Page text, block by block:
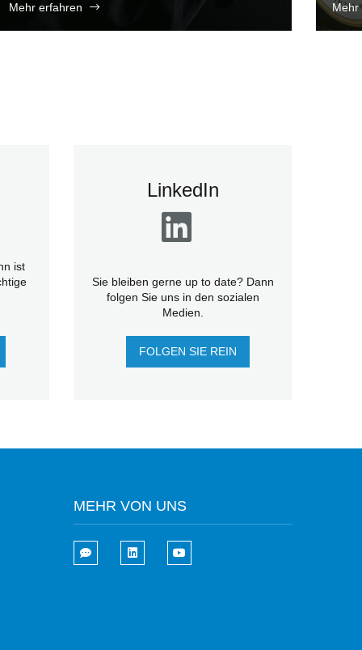
Mehr erfahren
ist
LinkedIn
Sie bleiben gerne up to date? Dann
folgen Sie uns in den sozialen
Medien.
FOLGEN SIE REIN
MEHR VON UNS